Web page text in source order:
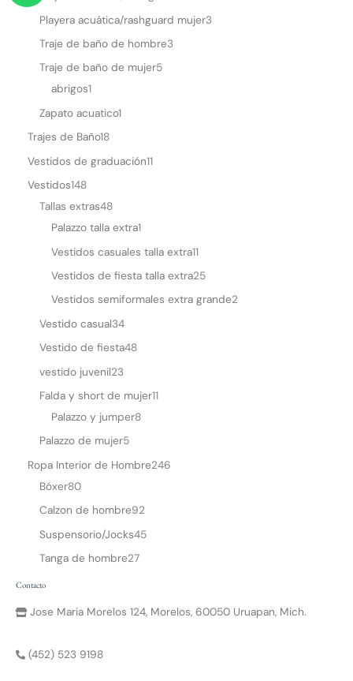
p
p
Playera acuática/rashguard mujer3
Traje de baño de hombre3
Traje de baño de mujer5
abrigos1
Zapato acuatico1
Trajes de Baño18
Vestidos de graduación11
Vestidos148
Tallas extras48
Palazzo talla extra1
Vestidos casuales talla extra11
Vestidos de fiesta talla extra25
Vestidos semiformales extra grande2
Vestido casual34
Vestido de fiesta48
vestido juvenil23
Falda y short de mujer11
Palazzo y jumper8
Palazzo de mujer5
Ropa Interior de Hombre246
Bóxer80
Calzon de hombre92
Suspensorio/Jocks45
Tanga de hombre27
Contacto
Jose Maria Morelos 124, Morelos, 60050 Uruapan, Mich.
(452) 523 9198